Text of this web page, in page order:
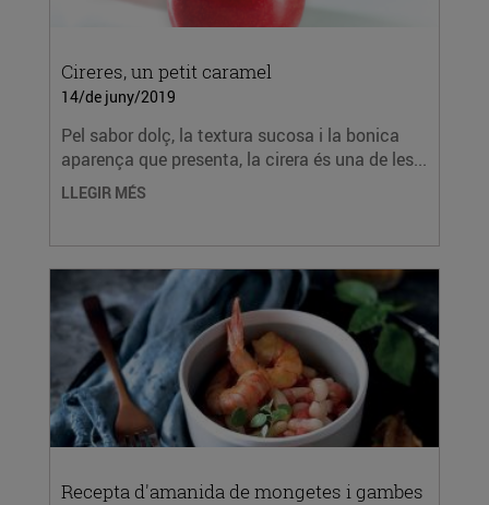
Cireres, un petit caramel
14/de juny/2019
Pel sabor dolç, la textura sucosa i la bonica
aparença que presenta, la cirera és una de les...
LLEGIR MÉS
Recepta d'amanida de mongetes i gambes